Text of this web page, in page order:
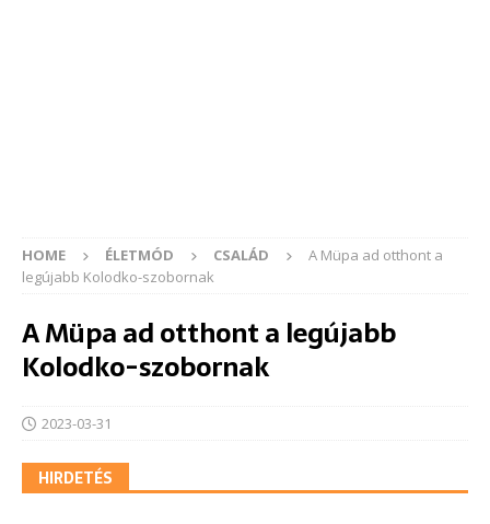
HOME ÉLETMÓD CSALÁD
A Müpa ad otthont a
legújabb Kolodko-szobornak
A Müpa ad otthont a legújabb
Kolodko-szobornak
2023-03-31
HIRDETÉS